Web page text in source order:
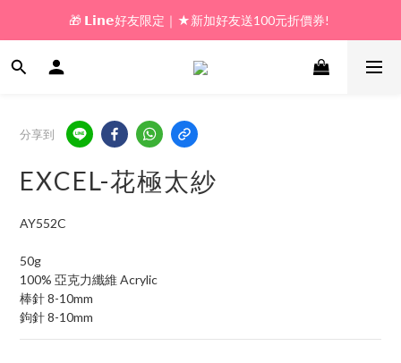
🎁 新好友購物金｜★加入新會員領券送100元!
🎁 𝗟𝗶𝗻𝗲好友限定｜★新加好友送100元折價券!
🎁 新好友購物金｜★加入新會員領券送100元!
分享到
EXCEL-花極太紗
AY552C
50g
100% 亞克力纖維 Acrylic
棒針 8-10mm
鉤針 8-10mm